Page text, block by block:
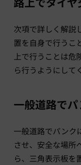
次項で詳しく解説
置を自身で行うこ
上で行うことは危
ら行うようにして
一般道路で
一般道路でパンク
させ、安全な場所
ら、三角表示板を